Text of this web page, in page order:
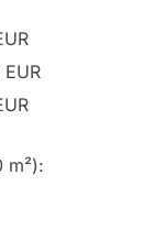
m²):